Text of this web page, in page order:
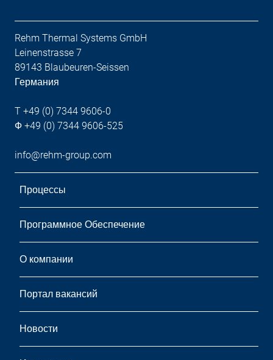
Rehm Thermal Systems GmbH
Leinenstrasse 7
89143 Blaubeuren-Seissen
Германия
T +49 (0) 7344 9606-0
Ф +49 (0) 7344 9606-525
info@rehm-group.com
Процессы
Программное Обеспечение
О компании
Портал вакансий
Новости